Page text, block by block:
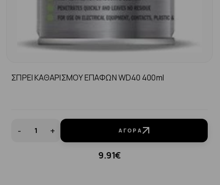
ΣΠΡΕΙ ΚΑΘΑΡΙΣΜΟΥ ΕΠΑΦΩΝ WD40 400ml
- + ΑΓΟΡΆ
9.91€